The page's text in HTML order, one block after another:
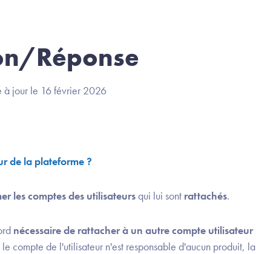
Réponse
à jour le 16 février 2026
de la plateforme ?
les comptes des utilisateursqui lui sont rattachés.
nécessaire de rattacher à un autre compte utilisateur
compte de l'utilisateur n'est responsable d'aucun produit, la